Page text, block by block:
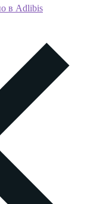
в Adlibis